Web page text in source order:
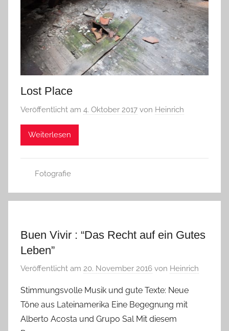
Lost Place
Veröffentlicht am 4. Oktober 2017 von Heinrich
Weiterlesen
Fotografie
Buen Vivir : “Das Recht auf ein Gutes
Leben”
Veröffentlicht am 20. November 2016 von Heinrich
Stimmungsvolle Musik und gute Texte: Neue
Töne aus Lateinamerika Eine Begegnung mit
Alberto Acosta und Grupo Sal Mit diesem